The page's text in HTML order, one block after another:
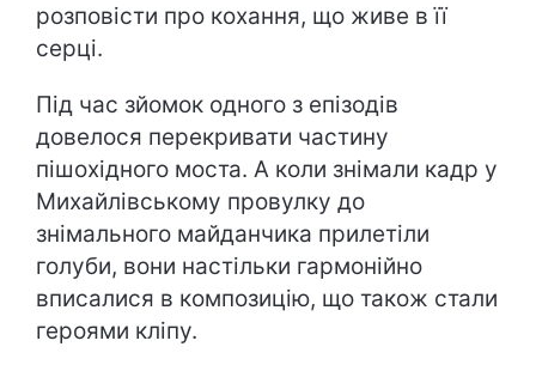
розповісти про кохання, що живе в її
серці.
Під час зйомок одного з епізодів
довелося перекривати частину
пішохідного моста. А коли знімали кадр у
Михайлівському провулку до
знімального майданчика прилетіли
голуби, вони настільки гармонійно
вписалися в композицію, що також стали
героями кліпу.